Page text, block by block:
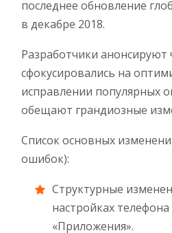
последнее обновление
в декабре 2018.
Разработчики
сфокусировались на
исправлении популярных
обещают грандиозные
Список основных
ошибок):
Структурные
настройках
«Приложения».